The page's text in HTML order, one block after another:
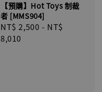
【預購】Hot Toys 制裁
者 [MMS904]
Regular
price
NT$ 2,500 - NT$
8,010